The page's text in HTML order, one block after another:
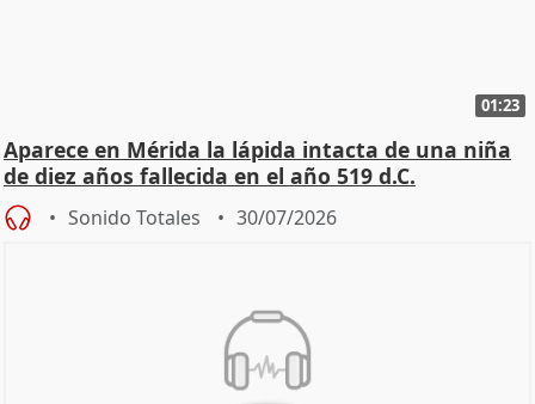
01:23
Aparece en Mérida la lápida intacta de una niña
de diez años fallecida en el año 519 d.C.
Sonido Totales 30/07/2026